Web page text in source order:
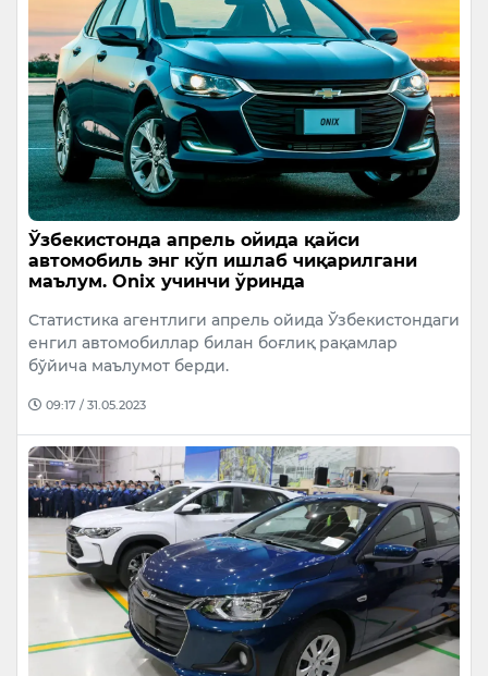
Ўзбекистонда апрель ойида қайси
автомобиль энг кўп ишлаб чиқарилгани
маълум. Onix учинчи ўринда
Статистика агентлиги апрель ойида Ўзбекистондаги
енгил автомобиллар билан боғлиқ рақамлар
бўйича маълумот берди.
09:17 / 31.05.2023